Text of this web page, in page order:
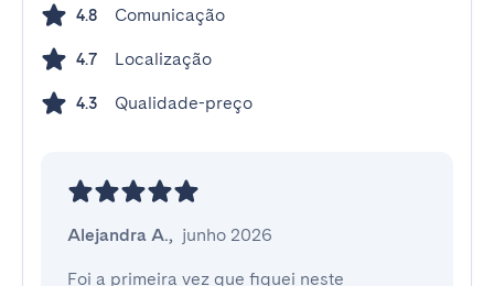
4.8 Comunicação
4.7 Localização
4.3 Qualidade-preço
Alejandra A., junho 2026
Foi a primeira vez que fiquei neste